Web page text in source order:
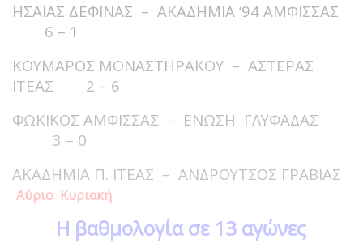
ΗΣΑΙΑΣ ΔΕΦΙΝΑΣ – ΑΚΑΔΗΜΙΑ ‘94 ΑΜΦΙΣΣΑΣ
6 – 1
ΚΟΥΜΑΡΟΣ ΜΟΝΑΣΤΗΡΑΚΟΥ – ΑΣΤΕΡΑΣ
ΙΤΕΑΣ 2 – 6
ΦΩΚΙΚΟΣ ΑΜΦΙΣΣΑΣ – ΕΝΩΣΗ ΓΛΥΦΑΔΑΣ
3 – 0
ΑΚΑΔΗΜΙΑ Π. ΙΤΕΑΣ – ΑΝΔΡΟΥΤΣΟΣ ΓΡΑΒΙΑΣ
Αύριο Κυριακή
Η βαθμολογία σε 13 αγώνες